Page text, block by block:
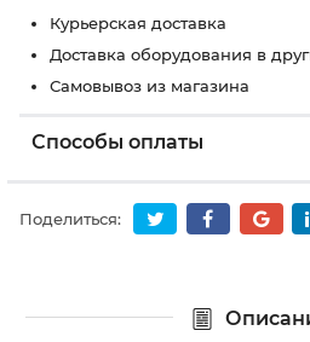
Курьерская доставка
Доставка оборудования в
Самовывоз из магазина
Способы оплаты
Поделиться: